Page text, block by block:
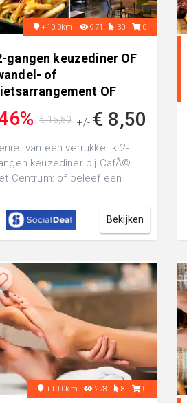
+10.0km 971 30 0
gangen keuzediner OF
of
OF
+/- € 8,50
€ 15,50
van een verrukkelijk 2-
keuzediner bij CafÃ©
Centrum: of beleef een
Bekijken
+10.0km 278 8 0